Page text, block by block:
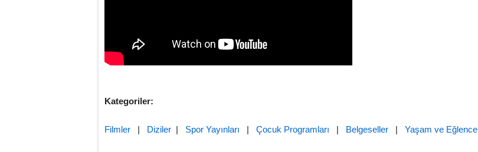
Kategoriler:
Filmler | Diziler | Spor Yayınları | Çocuk Programları | Belgeseller | Yaşam ve Eğlence